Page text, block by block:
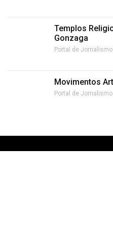
Templos
Gonzaga
Portal de Jornalismo
Movimentos
Portal de Jornalismo